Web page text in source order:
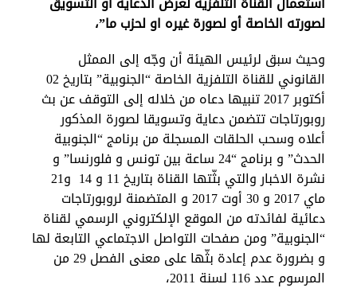
لصورته الخاصة أو لصورة غيره او لحزب ما”،
وحيث سبق لرئيس الهيئة أن وجّه إلى الممثل
القانوني للقناة التلفزية الخاصة “الجنوبية” بتاريخ 02
أكتوبر 2017 تنبيها دعاه من خلاله إلى التوقف عن بث
روبورتاجات تتضمن دعاية وتسويقا لصورة المذكور
أعلاه وسحب الحلقات المسجلة من برنامج “الجنوبية
الحدث” و برنامج “24 ساعة بين تونس و فلورنسا” و
نشرة الاخبار والتي بثّتها القناة بتاريخ 11 و 14 و21
ماي 2017 و 30 أوت 2017 و المتضمنة لروبورتاجات
دعائية لفائدته من الموقع الإلكتروني الرسمي لقناة
“الجنوبية” ومن صفحات التواصل الاجتماعي التابعة لها
و بضرورة عدم إعادة بثّها على معنى الفصل 29 من
المرسوم عدد 116 لسنة 2011،
Français العربية